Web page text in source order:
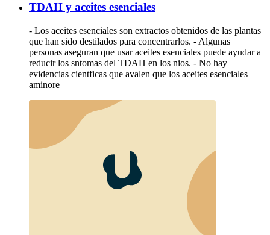
TDAH y aceites esenciales
- Los aceites esenciales son extractos obtenidos de las plantas
que han sido destilados para concentrarlos. - Algunas
personas aseguran que usar aceites esenciales puede ayudar a
reducir los sntomas del TDAH en los nios. - No hay
evidencias cientficas que avalen que los aceites esenciales
aminore